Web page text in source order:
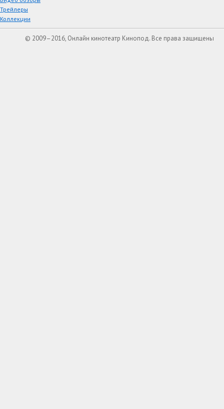
Трейлеры
Коллекции
© 2009–2016, Онлайн кинотеатр Кинопод. Все права защищены